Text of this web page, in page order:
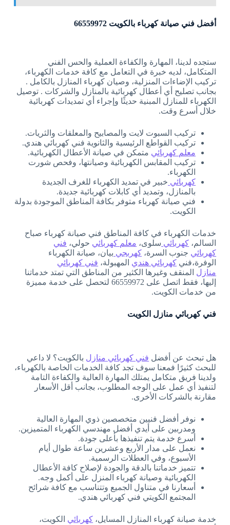
أفضل فني صيانة كهرباء بالكويت 66559972
ستجده لدينا، المهارة والكفاءة العملية والحس الفني
المتكامل، لديه خبرة في التعامل مع كافة خدمات الكهرباء،
تركيب الإضاءات المنزلية، وصيان كهرباء المنازل بالكامل .
بجانب تصليح أي أعطال كهربائية بالمنازل والشركات . توصيل
الكهرباء للمنازل المبنية حديثًا وإجراء أي تمديدات كهربائية
خلال أسرع وقت.
تركيب السبوت لايت والمصابيح والمعلقات والثريات.
تركيب القواطع الرئيسية والثانوية فني كهربائي هندي.
معلم كهربائي متمكن في صيانة الأعطال الكهربائية.
تركيب المقابس الكهربائية وصيانتها، وفحص شورت
الكهرباء.
كهربائي خبير في تمديد الكهرباء للغرف الجديدة
بالمنازل، وتمديد أي كابلات كهربائية جديدة.
فني صيانة كهرباء متوفر بكافة المناطق الموجودة بدولة
الكويت.
خدمات الكهرباء في كافة المناطق فني صيانة كهرباء صباح
السالم، كهربائي سلوى، معلم كهربائي حولي، فني
كهربائي جنوب السرة، كهربجي بيان، صيانة الكهرباء
الوفرة،فني كهربائي هندي المهبولة، فني كهربائي
منازل المنقف وغيرها الكثير من المناطق التي تمتد خدماتنا
إليها، فقط اتصل على 66559972 لتحصل على خدمة مميزة
من خدمات الكويت.
فني كهربائي منازل الكويت
هل تبحث عن أفضل فني كهربائي منازل بالكويت؟ لا داعي
للبحث كثيرًا فمعنا سوف تجد كافة الخدمات الخاصة بالكهرباء،
ولدينا فريق متكامل يمتلك المهارة العالية والكفاءة التامة
لتنفيذ أي عمل على الوجه المطلوب، بجانب أقل الأسعار
مقارنة بالشركات الأخرى.
نوفر أفضل فنيين متخصصين ذوي المهارة العالية
ومدربين على أيدي أفضل مهندسي الكهرباء المتميزين.
أسرع خدمة يتم تنفيذها بأعلى جودة.
نعمل على مدار الأربع وعشرين ساعة طوال أيام
الأسبوع، وفي العطلات الرسمية.
تتميز خدماتنا بالدقة والجودة لإصلاح كافة الأعطال
الكهربائية وصيانة كهرباء المنزل على أكمل وجه.
أسعارنا في متناول الجميع وتتناسب مع كافة شرائح
المجتمع الكويتي فني كهربائي هندي.
خدمة صيانة كهرباء المنازل المسايل، كهربائي الكويت،